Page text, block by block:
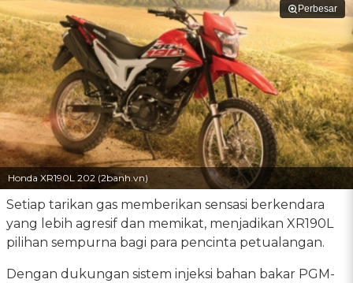
Perbesar
Honda XR190L 202 (2banh.vn)
Setiap tarikan gas memberikan sensasi berkendara
yang lebih agresif dan memikat, menjadikan XR190L
pilihan sempurna bagi para pencinta petualangan.
Dengan dukungan sistem injeksi bahan bakar PGM-